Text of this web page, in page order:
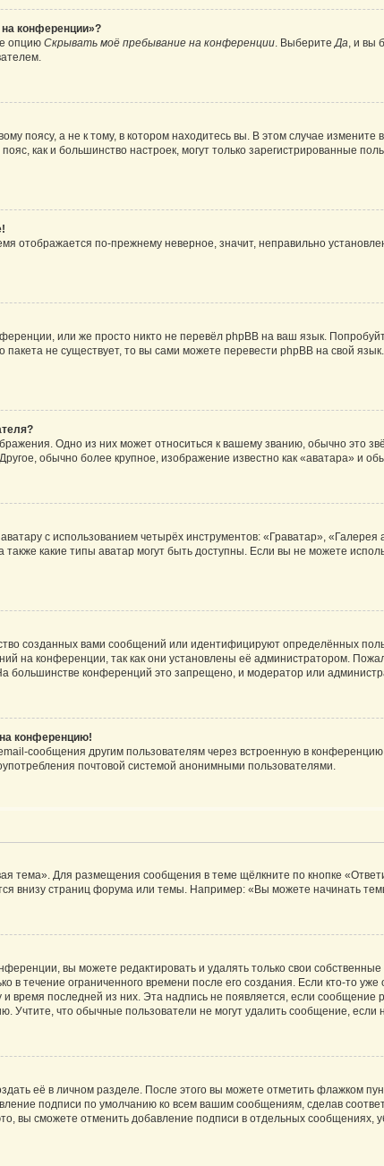
на конференции»?
опцию Скрывать моё пребывание на конференции. ВыберитеДа, и вы
поясу, а не к тому, в котором находитесь вы. В этом случае измените
как и большинство настроек, могут только зарегистрированные
отображается по-прежнему неверное, значит, неправильно
или же просто никто не перевёл phpBB на ваш язык.
пакета не существует, то вы сами можете перевести phpBB на свой
Одно из них может относиться к вашему званию, обычно это
обычно более крупное, изображение известно как «аватара» и
с использованием четырёх инструментов: «Граватар»,
какие типы аватар могут быть доступны. Если вы не можете
созданных вами сообщений или идентифицируют определённых
на конференции, так как они установлены её администратором.
большинстве конференций это запрещено, и модератор или
конференцию!
сообщения другим пользователям через встроенную в
почтовой системой анонимными пользователями.
тема». Для размещения сообщения в теме щёлкните по кнопке
внизу страниц форума или темы. Например: «Вы можете начинать
вы можете редактировать и удалять только свои
в течение ограниченного времени после его создания. Если кто-то
и время последней из них. Эта надпись не появляется, если
Учтите, что обычные пользователи не могут удалить сообщение, если
её в личном разделе. После этого вы можете отметить флажком
подписи по умолчанию ко всем вашим сообщениям, сделав
вы сможете отменить добавление подписи в отдельных сообщениях,